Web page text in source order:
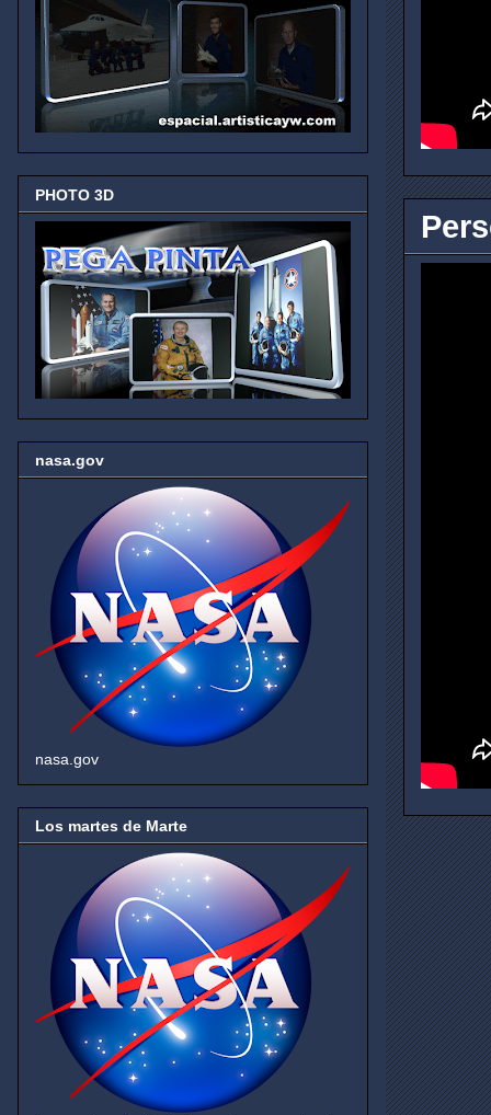
PHOTO 3D
nasa.gov
nasa.gov
Los martes de Marte